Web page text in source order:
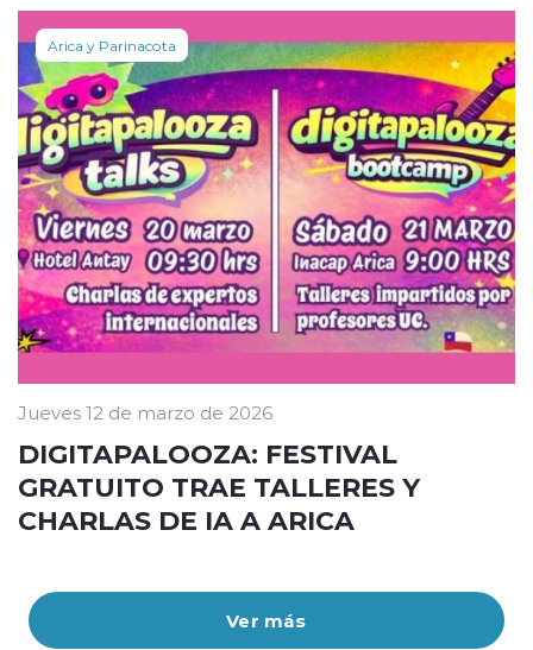
Ver más
Arica y Parinacota
Jueves 12 de marzo de 2026
DIGITAPALOOZA: FESTIVAL
GRATUITO TRAE TALLERES Y
CHARLAS DE IA A ARICA